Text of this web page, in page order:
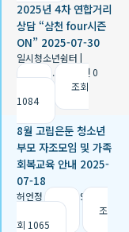
2025년 4차 연합거리
상담 “삼천 four시즌
ON” 2025-07-30
일시청소년쉼터 |
2025.09.06
추천 0
조회
1084
8월 고립은둔 청소년
부모 자조모임 및 가족
회복교육 안내 2025-
07-18
허언정 2025.09.06
조
회 1065